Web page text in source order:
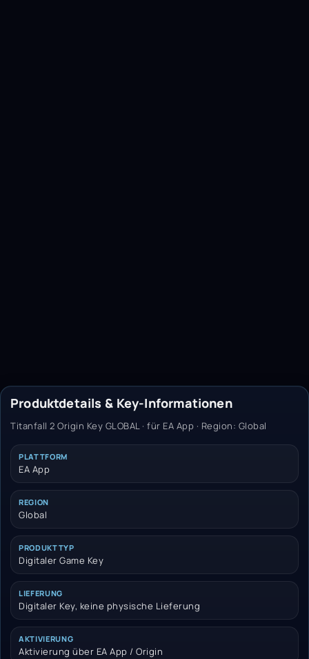
Produktdetails & Key-Informationen
Titanfall 2 Origin Key GLOBAL · für EA App · Region: Global
PLATTFORM
EA App
REGION
Global
PRODUKTTYP
Digitaler Game Key
LIEFERUNG
Digitaler Key, keine physische Lieferung
AKTIVIERUNG
Aktivierung über EA App / Origin